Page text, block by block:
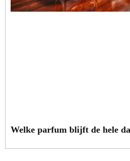
Welke parfum blijft de hele